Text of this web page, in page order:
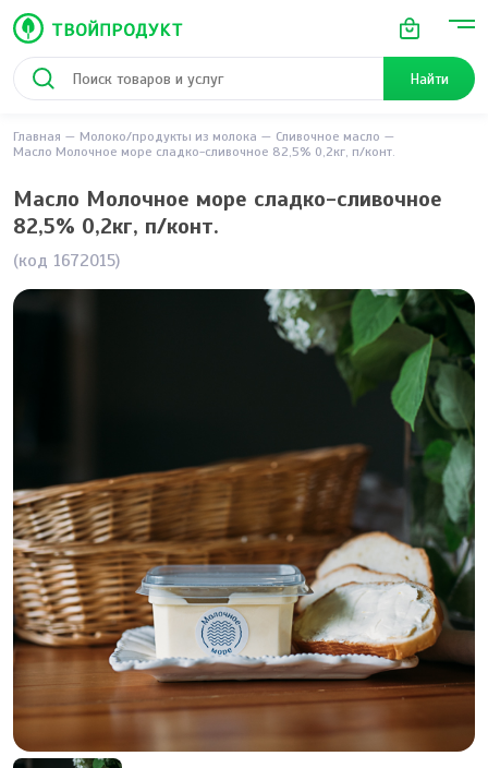
Найти
Главная Молоко/продукты из молока
Сливочное масло
Масло Молочное море сладко-сливочное 82,5% 0,2кг, п/конт.
Масло Молочное море сладко-сливочное
82,5% 0,2кг, п/конт.
(код 1672015)